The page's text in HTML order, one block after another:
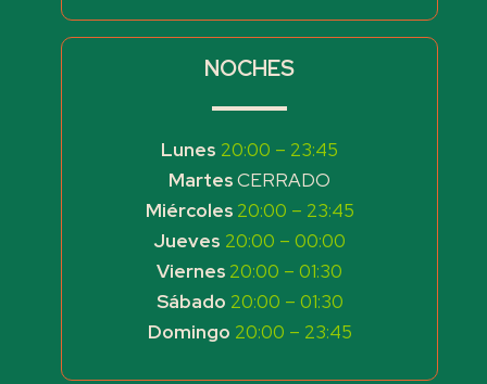
NOCHES
Lunes 20:00 – 23:45
MartesCERRADO
Miércoles 20:00 – 23:45
Jueves 20:00 – 00:00
Viernes 20:00 – 01:30
Sábado 20:00 – 01:30
Domingo 20:00 – 23:45